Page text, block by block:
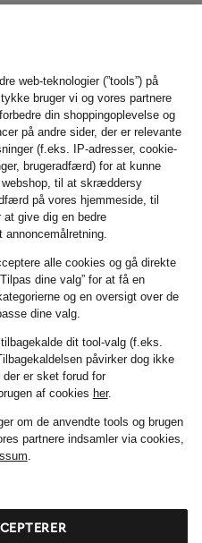
web-teknologier (”tools”) på
bruger vi og vores partnere
din shoppingoplevelse og
på andre sider, der er relevante
(f.eks. IP-adresser, cookie-
brugeradfærd) for at kunne
til at skræddersy
på vores hjemmeside, til
give dig en bedre
annoncemålretning.
alle cookies og gå direkte
dine valg” for at få en
og en oversigt over de
dine valg.
dit tool-valg (f.eks.
påvirker dog ikke
er sket forud for
af cookies her.
om de anvendte tools og brugen
partnere indsamler via cookies,
.